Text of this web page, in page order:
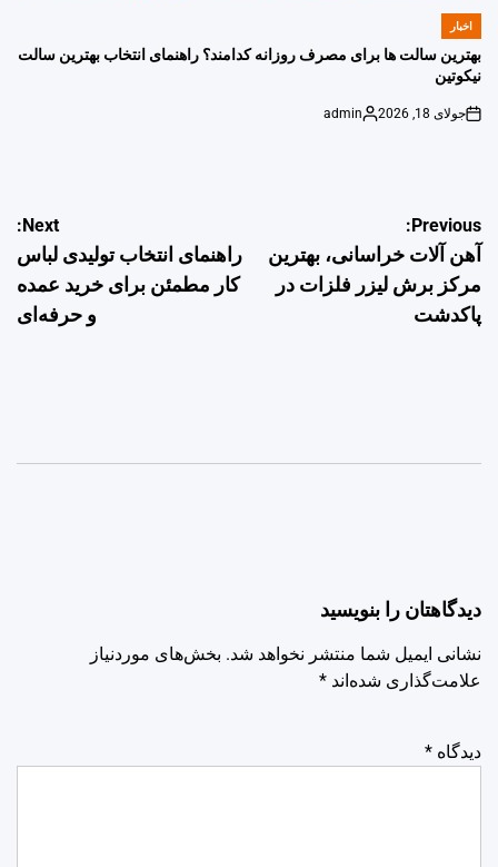
POSTED
اخبار
بهترین سالت ها برای مصرف روزانه کدامند؟ راهنمای انتخاب بهترین سالت
نیکوتین
on
جولای 18, 2026
Posted
admin
راهبری
نوشته
Previous:
آهن آلات خراسانی، بهترین
مرکز برش لیزر فلزات در
پاکدشت
Next:
راهنمای انتخاب تولیدی لباس
کار مطمئن برای خرید عمده
و حرفه‌ای
دیدگاهتان را بنویسید
نشانی ایمیل شما منتشر نخواهد شد. بخش‌های موردنیاز
علامت‌گذاری شده‌اند *
دیدگاه *